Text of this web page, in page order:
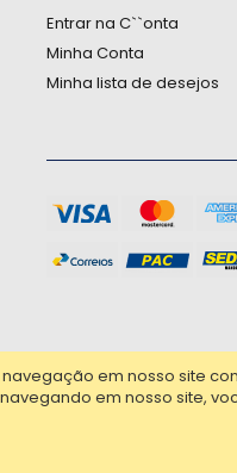
em nosso site
em nosso site,
Entrar na C``onta
Minha Conta
Minha lista de desejos
CNPJ 42.500.090/0001-20 -